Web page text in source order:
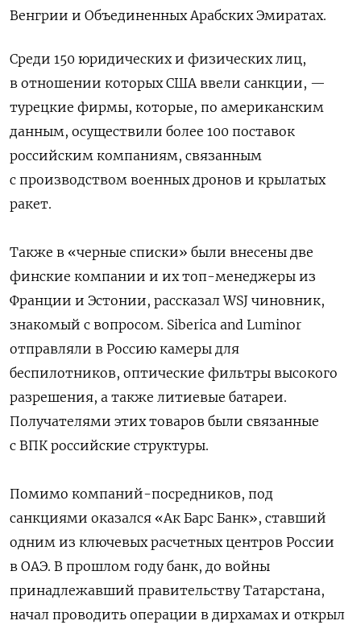
Венгрии и Объединенных Арабских Эмиратах.
Среди 150 юридических и физических лиц,
в отношении которых США ввели санкции, —
турецкие фирмы, которые, по американским
данным, осуществили более 100 поставок
российским компаниям, связанным
с производством военных дронов и крылатых
ракет.
Также в «черные списки» были внесены две
финские компании и их топ-менеджеры из
Франции и Эстонии, рассказал WSJ чиновник,
знакомый с вопросом. Siberica and Luminor
отправляли в Россию камеры для
беспилотников, оптические фильтры высокого
разрешения, а также литиевые батареи.
Получателями этих товаров были связанные
с ВПК российские структуры.
Помимо компаний-посредников, под
санкциями оказался «Ак Барс Банк», ставший
одним из ключевых расчетных центров России
в ОАЭ. В прошлом году банк, до войны
принадлежавший правительству Татарстана,
начал проводить операции в дирхамах и открыл